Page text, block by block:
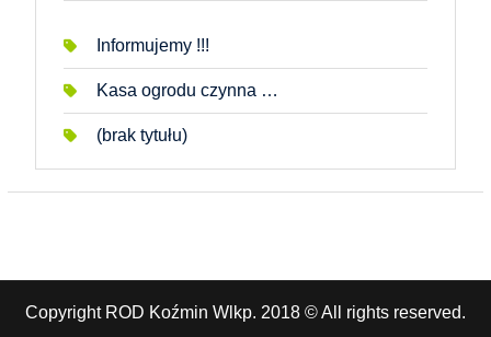
Informujemy !!!
Kasa ogrodu czynna …
(brak tytułu)
Copyright ROD Koźmin Wlkp. 2018 © All rights reserved.